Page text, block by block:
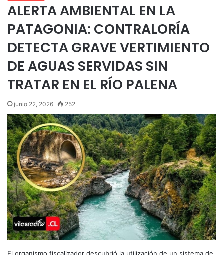
ALERTA AMBIENTAL EN LA
PATAGONIA: CONTRALORÍA
DETECTA GRAVE VERTIMIENTO
DE AGUAS SERVIDAS SIN
TRATAR EN EL RÍO PALENA
junio 22, 2026 252